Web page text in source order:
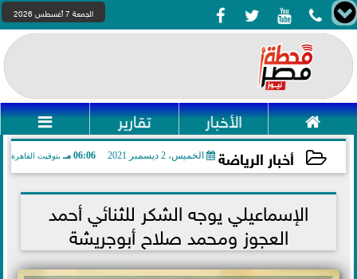
    الجمعة 7 أغسطس 2026
 الأخبار تقارير 
أخبار الرياضة الخميس، 2 ديسمبر 2021 06:06 مـ بتوقيت القاهرة
2021-12-02 18:06:00الإسماعيلي يوجه الشكر للثنائي أحمد
العجوز ومحمد صلاح أبوجريشة